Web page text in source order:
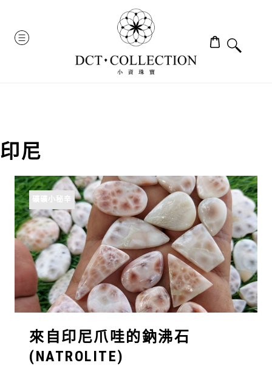
content
MENU
印尼
礦礦小秘辛
來自印尼爪哇的鈉沸石
(NATROLITE)